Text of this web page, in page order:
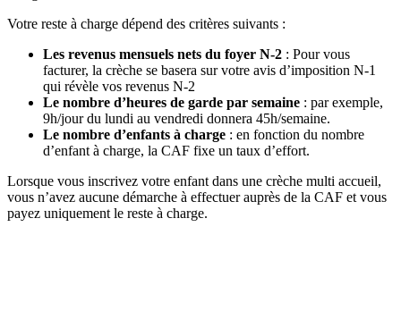
Votre reste à charge dépend des critères suivants :
Les revenus mensuels nets du foyer N-2 : Pour vous
facturer, la crèche se basera sur votre avis d’imposition N-1
qui révèle vos revenus N-2
Le nombre d’heures de garde par semaine : par exemple,
9h/jour du lundi au vendredi donnera 45h/semaine.
Le nombre d’enfants à charge : en fonction du nombre
d’enfant à charge, la CAF fixe un taux d’effort.
Lorsque vous inscrivez votre enfant dans une crèche multi accueil,
vous n’avez aucune démarche à effectuer auprès de la CAF et vous
payez uniquement le reste à charge.